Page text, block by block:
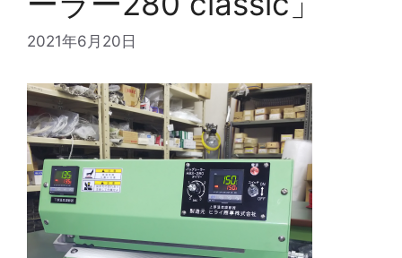
2021年6月20日